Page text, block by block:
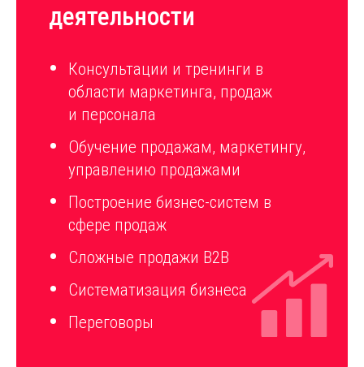
деятельности
Консультации и тренинги в
области маркетинга, продаж
и персонала
Обучение продажам, маркетингу,
управлению продажами
Построение бизнес-систем в
сфере продаж
Сложные продажи B2B
Систематизация бизнеса
Переговоры